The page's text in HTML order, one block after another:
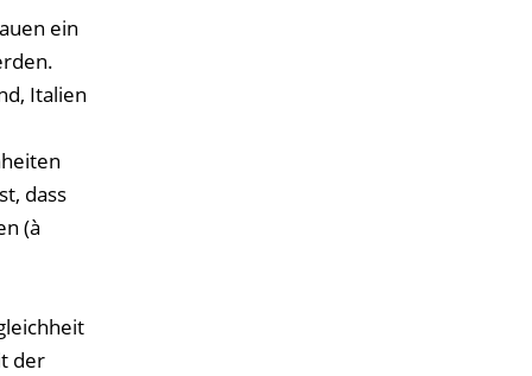
ein
Italien
dass
(à
der